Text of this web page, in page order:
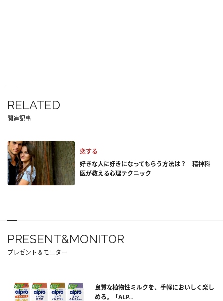
RELATED
関連記事
恋する
好きな人に好きになってもらう方法は？ 精神科
医が教える心理テクニック
PRESENT&MONITOR
プレゼント＆モニター
良質な植物性ミルクを、手軽においしく楽し
める。「ALP...